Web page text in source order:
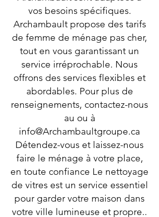
vos besoins spécifiques.
Archambault propose des tarifs
de femme de ménage pas cher,
tout en vous garantissant un
service irréprochable. Nous
offrons des services flexibles et
abordables. Pour plus de
renseignements, contactez-nous
au ou à
info@Archambaultgroupe.ca
Détendez-vous et laissez-nous
faire le ménage à votre place,
en toute confiance Le nettoyage
de vitres est un service essentiel
pour garder votre maison dans
votre ville lumineuse et propre..